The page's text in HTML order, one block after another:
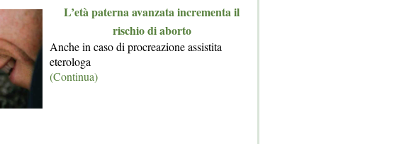
L’età paterna avanzata incrementa il
rischio di aborto
Anche in caso di procreazione assistita
eterologa
(Continua)